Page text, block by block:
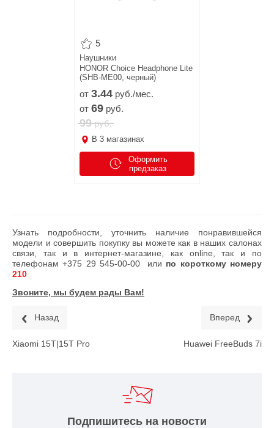
5
Наушники
HONOR Choice Headphone Lite
(SHB-ME00, черный)
от 3.44 руб./мес.
от 69 руб.
99руб.
В 3 магазинах
Оформить
предзаказ
Узнать подробности, уточнить наличие понравившейся
модели и совершить покупку вы можете как в наших салонах
связи, так и в интернет-магазине, как online, так и по
телефонам+375 29 545-00-00 или по короткому номеру
210
Звоните, мы будем рады Вам!
Назад
Xiaomi 15T|15T Pro
Вперед
Huawei FreeBuds 7i
Подпишитесь на новости